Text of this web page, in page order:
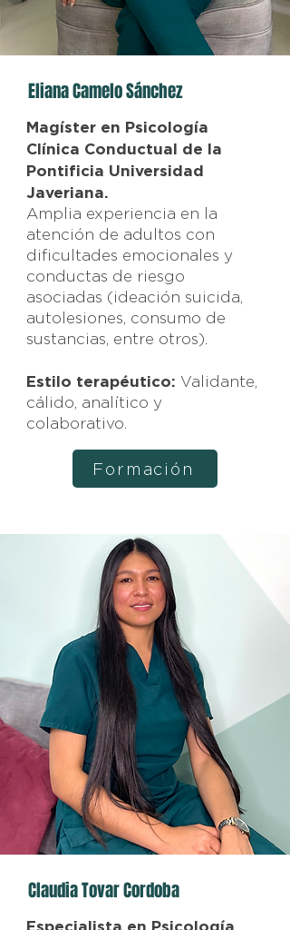
Eliana Camelo Sánchez
Magíster en Psicología
Clínica Conductual de la
Pontificia Universidad
Javeriana.
Amplia experiencia en la
atención de adultos con
dificultades emocionales y
conductas de riesgo
asociadas (ideación suicida,
autolesiones, consumo de
sustancias, entre otros).
Estilo terapéutico: Validante,
cálido, analítico y
colaborativo.
Formación
Claudia Tovar Cordoba
Especialista en Psicología